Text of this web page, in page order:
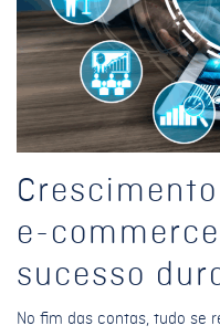
e-
sucesso
No fim das contas, tudo se